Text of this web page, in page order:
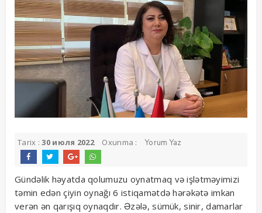
Tarix :30 июля 2022 Oxunma : Yorum Yaz
Gündəlik həyatda qolumuzu oynatmaq və işlətməyimizi
təmin edən çiyin oynağı 6 istiqamətdə hərəkətə imkan
verən ən qarışıq oynaqdır. Əzələ, sümük, sinir, damarlar